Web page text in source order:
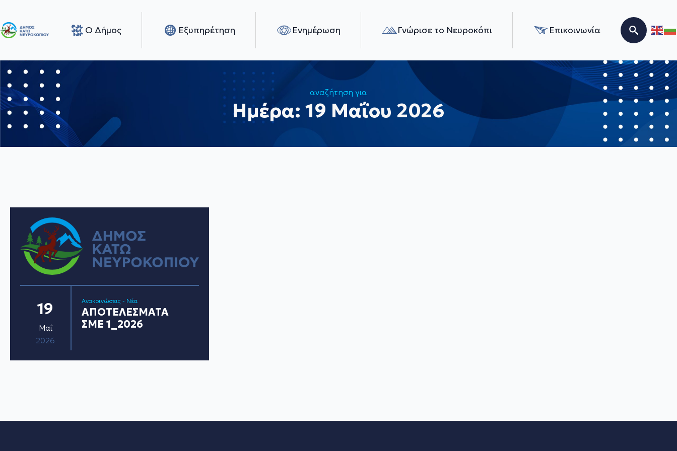
Ο Δήμος Εξυπηρέτηση Ενημέρωση Γνώρισε το Νευροκόπι
Επικοινωνία
Search for:
αναζήτηση για
Ημέρα: 19 Μαΐου 2026
19
Μαΐ
2026
Ανακοινώσεις - Νέα
ΑΠΟΤΕΛΕΣΜΑΤΑ
ΣΜΕ 1_2026